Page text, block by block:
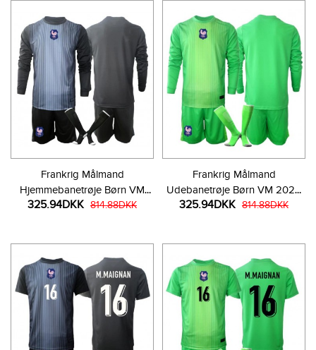
Frankrig Målmand
Hjemmebanetrøje Børn VM
2026 Langærmet (+ Korte
325.94DKK 814.88DKK
Frankrig Målmand
Udebanetrøje Børn VM 2026
Langærmet (+ Korte bukser)
325.94DKK 814.88DKK